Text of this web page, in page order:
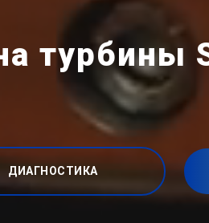
турбины
ДИАГНОСТИКА